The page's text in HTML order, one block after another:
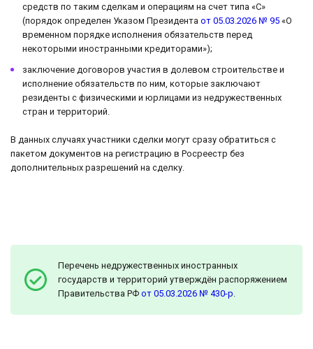
средств по таким сделкам и операциям на счет типа «С»
(порядок определен Указом Президента от 05.03.2026 № 95 «О
временном порядке исполнения обязательств перед
некоторыми иностранными кредиторами»);
заключение договоров участия в долевом строительстве и
исполнение обязательств по ним, которые заключают
резиденты с физическими и юрлицами из недружественных
стран и территорий.
В данных случаях участники сделки могут сразу обратиться с
пакетом документов на регистрацию в Росреестр без
дополнительных разрешений на сделку.
Перечень недружественных иностранных
государств и территорий утверждён распоряжением
Правительства РФ от 05.03.2026 № 430-р.